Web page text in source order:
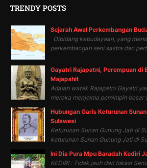
TRENDY POSTS
Sejarah Awal Perkembangan
Dibidang kebudayaan, yang
perkembangan seni sastra dan
Gayatri Rajapatni, Perempuan di
Majapahit
Adalah watak Rajapatni Gayatri
mereka menjelma pemimpin besar
Hubungan Garis Keturunan
Sulawesi
Keturunan Sunan Gunung Jati di
keturunan Sunan Gunung Jati di
Ini Dia Pura Mpu Baradah Kediri
KEDIRI : Tidak jauh dari lokasi